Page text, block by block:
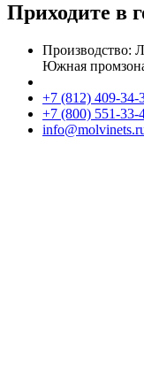
Приходите в
Производство:
Южная
+7 (812) 409-34-
+7 (800) 551-33-